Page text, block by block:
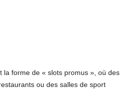
la forme de « slots promus », où des
ou des salles de sport